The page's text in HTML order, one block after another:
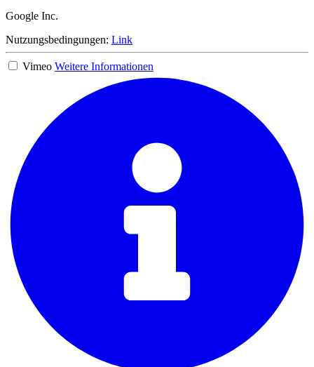
Google Inc.
Nutzungsbedingungen: Link
Vimeo Weitere Informationen